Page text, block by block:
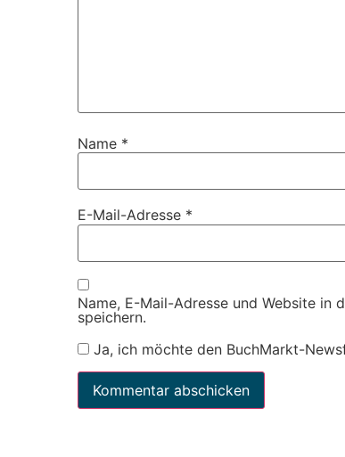
Name *
E-Mail-Adresse *
Name, E-Mail-Adresse und Website in
speichern.
Ja, ich möchte den BuchMarkt-